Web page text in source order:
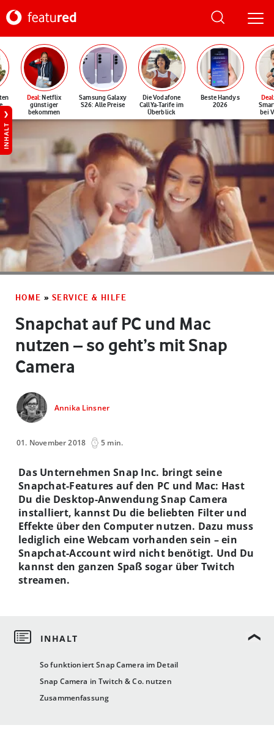
Deal: Netflix
günstiger
bekommen
Samsung Galaxy
S26: Alle Preise
Die Vodafone
CallYa-Tarife im
Überblick
Beste Handys
2026
Deal
bei
INHALT
HOME » SERVICE & HILFE
Snapchat auf PC und Mac
nutzen – so geht’s mit Snap
Camera
Annika Linsner
01. November 2018 5 min.
So funktioniert Snap Camera im Detail
Snap Camera in Twitch & Co. nutzen
Zusammenfassung
Das Unternehmen Snap Inc. bringt seine
Snapchat-Features auf den PC und Mac: Hast
Du die Desktop-Anwendung Snap Camera
installiert, kannst Du die beliebten Filter und
Effekte über den Computer nutzen. Dazu muss
lediglich eine Webcam vorhanden sein – ein
Snapchat-Account wird nicht benötigt. Und Du
kannst den ganzen Spaß sogar über Twitch
streamen.